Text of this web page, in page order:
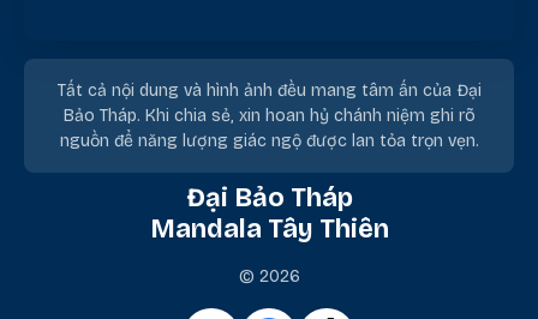
Tất cả nội dung và hình ảnh đều mang tâm ấn của Đại
Bảo Tháp. Khi chia sẻ, xin hoan hỷ chánh niệm ghi rõ
nguồn để năng lượng giác ngộ được lan tỏa trọn vẹn.
Đại Bảo Tháp
Mandala Tây Thiên
© 2026